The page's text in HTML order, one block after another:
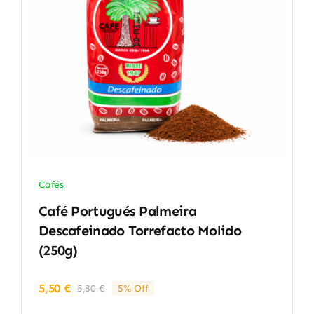
Cafés
Café Portugués Palmeira
Descafeinado Torrefacto Molido
(250g)
5,80€El
5,50€
El
5% Off